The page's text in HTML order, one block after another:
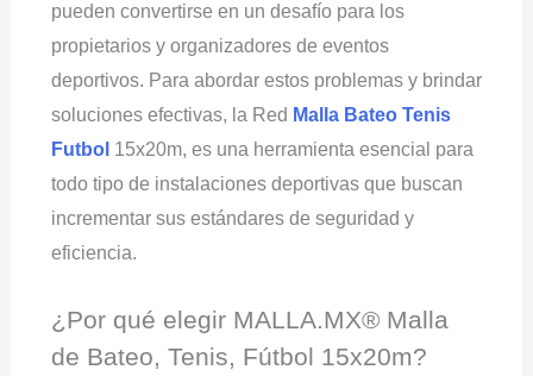
pueden convertirse en un desafío para los
propietarios y organizadores de eventos
deportivos. Para abordar estos problemas y brindar
soluciones efectivas, la Red Malla Bateo Tenis
Futbol 15x20m, es una herramienta esencial para
todo tipo de instalaciones deportivas que buscan
incrementar sus estándares de seguridad y
eficiencia.
¿Por qué elegir MALLA.MX® Malla
de Bateo, Tenis, Fútbol 15x20m?